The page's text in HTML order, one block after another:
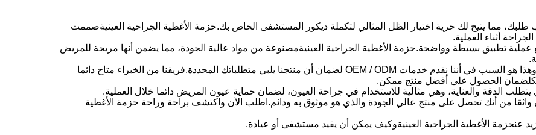
طلبك، مما يتيح لك حرية اختيار الظل المثالي لتكملة ديكور المستشفى الخاص بك.حزمة الأغطية الجراحية العينيةصممت
أثناء العملية.
عملية تطبيق بسيطة وواضحة.حزمة الأغطية الجراحية العينيةمصنوعة من مواد عالية الجودة، مما يضمن أنها مريحة للمريض
في شركتنا، نفهم أن كل مستشفى لديه احتياجات فريدة، وهذا هو السبب في أننا نقدم خدمات OEM / ODM لضمان أن منتجنا يلبي متطلباتك المحددة.فريقنا من الخبراء متاح دائما
الحصول على أفضل منتج ممكن.
يتطلب الدقة والعناية، وهي مثالية للاستخدام في جراحة العيون، لضمان حماية عيون المريض دائما خلال العملية.
واثقا من أنك تحصل على منتج عالي الجودة والذي هو موثوق به ودائم.اطلب الآن واكتشف براحة وراحة حزمة الأغطية
عنحزمة الأغطية الجراحية العينيةوكيف يمكن أن يفيد مستشفى أو عيادة.